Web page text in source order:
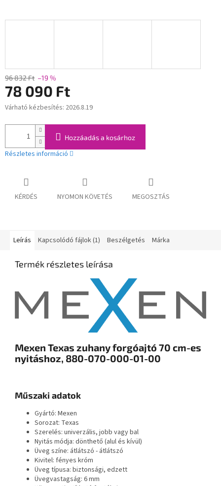
96 832 Ft –19 %
78 090 Ft
Egységár:
Várható kézbesítés: 2026.8.19
Hozzáadás a kosárhoz
Részletes információ
KÉRDÉS NYOMON KÖVETÉS MEGOSZTÁS
Leírás Kapcsolódó fájlok (1) Beszélgetés Márka
Termék részletes leírása
Mexen Texas zuhany forgóajtó 70 cm-es
nyitáshoz, 880-070-000-01-00
Műszaki adatok
Gyártó: Mexen
Sorozat: Texas
Szerelés: univerzális, jobb vagy bal
Nyitás módja: dönthető (alul és kívül)
Üveg színe: átlátszó - átlátszó
Kivitel: fényes króm
Üveg típusa: biztonsági, edzett
Üvegvastagság: 6 mm